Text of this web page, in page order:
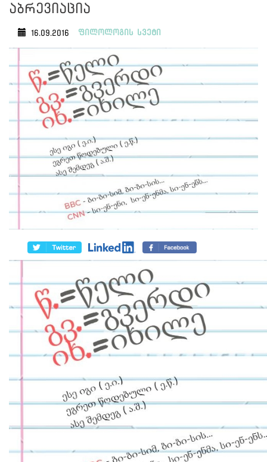
აბრევიაცია
16.09.2016 ფილოლოგის სვეტი